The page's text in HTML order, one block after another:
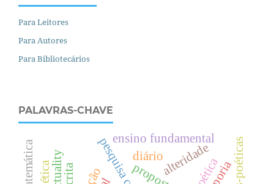
Para Leitores
Para Autores
Para Bibliotecários
PALAVRAS-CHAVE
alteridade
poética
diário
aporia
ensino fundamental